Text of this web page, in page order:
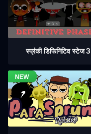
स्प्रंकी डिफिनिटिव स्टेज 3